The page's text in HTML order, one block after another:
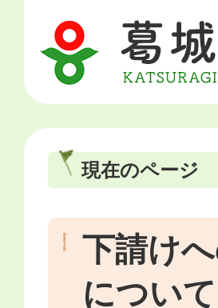
現在のページ
下請け
につい